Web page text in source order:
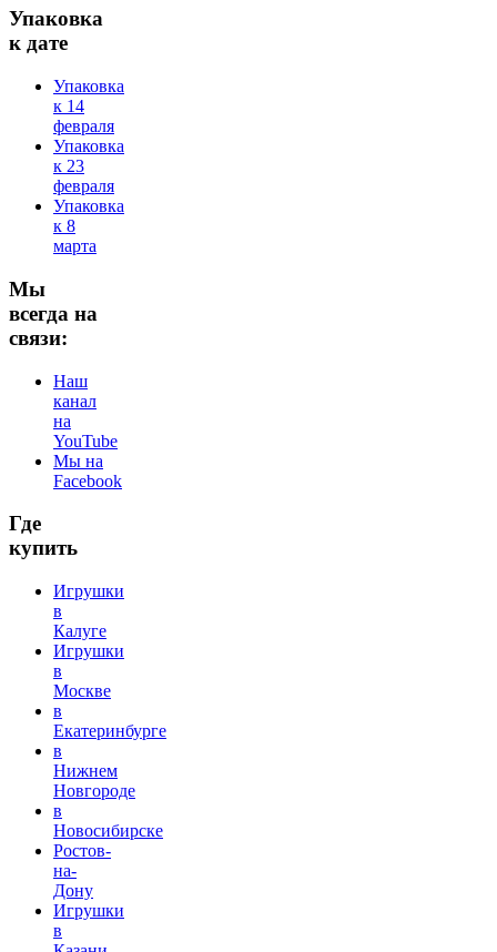
Упаковка
к дате
Упаковка
к 14
февраля
Упаковка
к 23
февраля
Упаковка
к 8
марта
Мы
всегда на
связи:
Наш
канал
на
YouTube
Мы на
Facebook
Где
купить
Игрушки
в
Калуге
Игрушки
в
Москве
в
Екатеринбурге
в
Нижнем
Новгороде
в
Новосибирске
Ростов-
на-
Дону
Игрушки
в